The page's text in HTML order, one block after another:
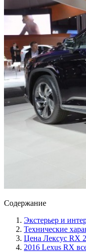
Содержание
Экстерьер и
Технические
Цена Лексус RX
2016 Lexus RX